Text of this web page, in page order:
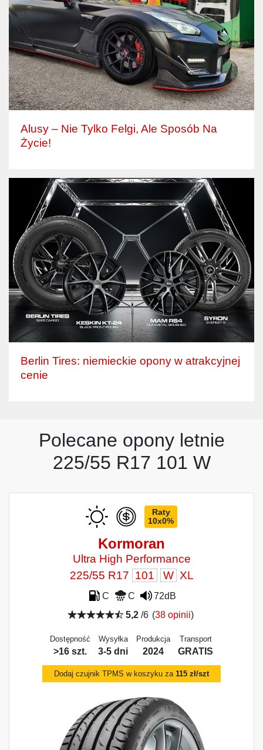
Alusy – Nie Tylko Felgi, Ale Sposób Na
Życie!
Berlin Tires: niemieckie opony w atrakcyjnej
cenie
Polecane opony letnie
225/55 R17 101 W
Raty
10x0%
Kormoran
Ultra High Performance
225/55 R17 101 W XL
C C
72dB
5,2/6 (38 opinii)
Dostępność
>16 szt.
Wysyłka
3-5 dni
Produkcja
2024
Transport
GRATIS
Dodaj czujnik TPMS w koszyku za 115 zł/szt